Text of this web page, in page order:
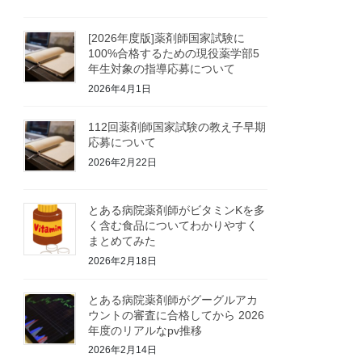
[2026年度版]薬剤師国家試験に
100%合格するための現役薬学部5
年生対象の指導応募について
2026年4月1日
112回薬剤師国家試験の教え子早期
応募について
2026年2月22日
とある病院薬剤師がビタミンKを多
く含む食品についてわかりやすく
まとめてみた
2026年2月18日
とある病院薬剤師がグーグルアカ
ウントの審査に合格してから 2026
年度のリアルなpv推移
2026年2月14日